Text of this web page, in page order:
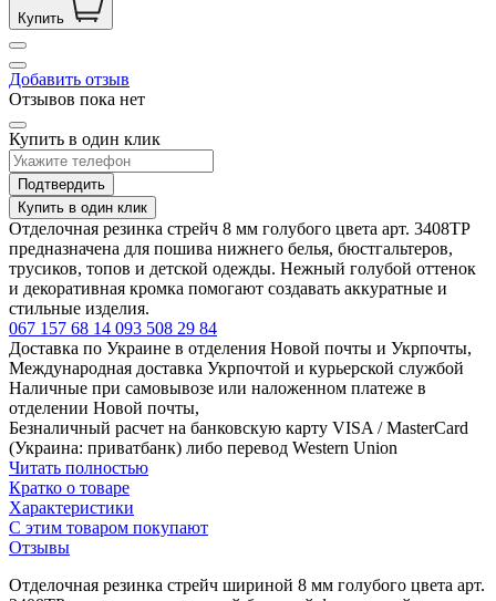
Купить
Добавить отзыв
Отзывов пока нет
Купить в один клик
Подтвердить
Купить в один клик
Отделочная резинка стрейч 8 мм голубого цвета арт. 3408ТР
предназначена для пошива нижнего белья, бюстгальтеров,
трусиков, топов и детской одежды. Нежный голубой оттенок
и декоративная кромка помогают создавать аккуратные и
стильные изделия.
067 157 68 14 093 508 29 84
Доставка по Украине в отделения Новой почты и Укрпочты,
Международная доставка Укрпочтой и курьерской службой
Наличные при самовывозе или наложенном платеже в
отделении Новой почты,
Безналичный расчет на банковскую карту VISA / MasterCard
(Украина: приватбанк) либо перевод Western Union
Читать полностью
Кратко о товаре
Характеристики
С этим товаром покупают
Отзывы
Отделочная резинка стрейч шириной 8 мм голубого цвета арт.